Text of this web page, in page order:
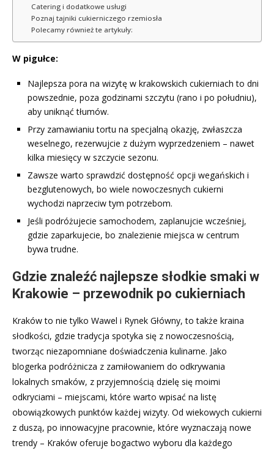
Catering i dodatkowe usługi
Poznaj tajniki cukierniczego rzemiosła
Polecamy również te artykuły:
W pigułce:
Najlepsza pora na wizytę w krakowskich cukierniach to dni
powszednie, poza godzinami szczytu (rano i po południu),
aby uniknąć tłumów.
Przy zamawianiu tortu na specjalną okazję, zwłaszcza
weselnego, rezerwujcie z dużym wyprzedzeniem – nawet
kilka miesięcy w szczycie sezonu.
Zawsze warto sprawdzić dostępność opcji wegańskich i
bezglutenowych, bo wiele nowoczesnych cukierni
wychodzi naprzeciw tym potrzebom.
Jeśli podróżujecie samochodem, zaplanujcie wcześniej,
gdzie zaparkujecie, bo znalezienie miejsca w centrum
bywa trudne.
Gdzie znaleźć najlepsze słodkie smaki w
Krakowie – przewodnik po cukierniach
Kraków to nie tylko Wawel i Rynek Główny, to także kraina
słodkości, gdzie tradycja spotyka się z nowoczesnością,
tworząc niezapomniane doświadczenia kulinarne. Jako
blogerka podróżnicza z zamiłowaniem do odkrywania
lokalnych smaków, z przyjemnością dzielę się moimi
odkryciami – miejscami, które warto wpisać na listę
obowiązkowych punktów każdej wizyty. Od wiekowych cukierni
z duszą, po innowacyjne pracownie, które wyznaczają nowe
trendy – Kraków oferuje bogactwo wyboru dla każdego